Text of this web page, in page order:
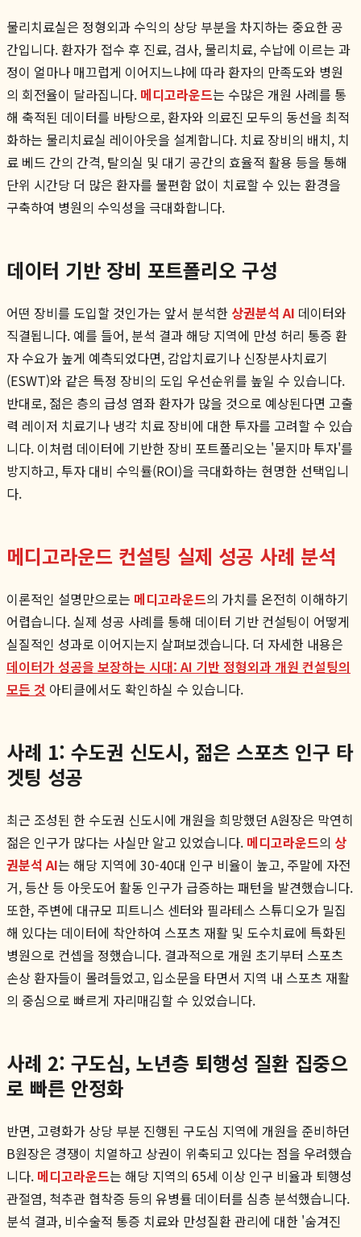
물리치료실은 정형외과 수익의 상당 부분을 차지하는 중요한 공
간입니다. 환자가 접수 후 진료, 검사, 물리치료, 수납에 이르는 과
정이 얼마나 매끄럽게 이어지느냐에 따라 환자의 만족도와 병원
의 회전율이 달라집니다. 메디고라운드는 수많은 개원 사례를 통
해 축적된 데이터를 바탕으로, 환자와 의료진 모두의 동선을 최적
화하는 물리치료실 레이아웃을 설계합니다. 치료 장비의 배치, 치
료 베드 간의 간격, 탈의실 및 대기 공간의 효율적 활용 등을 통해
단위 시간당 더 많은 환자를 불편함 없이 치료할 수 있는 환경을
구축하여 병원의 수익성을 극대화합니다.
데이터 기반 장비 포트폴리오 구성
어떤 장비를 도입할 것인가는 앞서 분석한 상권분석 AI 데이터와
직결됩니다. 예를 들어, 분석 결과 해당 지역에 만성 허리 통증 환
자 수요가 높게 예측되었다면, 감압치료기나 신장분사치료기
(ESWT)와 같은 특정 장비의 도입 우선순위를 높일 수 있습니다.
반대로, 젊은 층의 급성 염좌 환자가 많을 것으로 예상된다면 고출
력 레이저 치료기나 냉각 치료 장비에 대한 투자를 고려할 수 있습
니다. 이처럼 데이터에 기반한 장비 포트폴리오는 '묻지마 투자'를
방지하고, 투자 대비 수익률(ROI)을 극대화하는 현명한 선택입니
다.
메디고라운드 컨설팅 실제 성공 사례 분석
이론적인 설명만으로는 메디고라운드의 가치를 온전히 이해하기
어렵습니다. 실제 성공 사례를 통해 데이터 기반 컨설팅이 어떻게
실질적인 성과로 이어지는지 살펴보겠습니다. 더 자세한 내용은
데이터가 성공을 보장하는 시대: AI 기반 정형외과 개원 컨설팅의
모든 것 아티클에서도 확인하실 수 있습니다.
사례 1: 수도권 신도시, 젊은 스포츠 인구 타
겟팅 성공
최근 조성된 한 수도권 신도시에 개원을 희망했던 A원장은 막연히
젊은 인구가 많다는 사실만 알고 있었습니다. 메디고라운드의 상
권분석 AI는 해당 지역에 30-40대 인구 비율이 높고, 주말에 자전
거, 등산 등 아웃도어 활동 인구가 급증하는 패턴을 발견했습니다.
또한, 주변에 대규모 피트니스 센터와 필라테스 스튜디오가 밀집
해 있다는 데이터에 착안하여 스포츠 재활 및 도수치료에 특화된
병원으로 컨셉을 정했습니다. 결과적으로 개원 초기부터 스포츠
손상 환자들이 몰려들었고, 입소문을 타면서 지역 내 스포츠 재활
의 중심으로 빠르게 자리매김할 수 있었습니다.
사례 2: 구도심, 노년층 퇴행성 질환 집중으
로 빠른 안정화
반면, 고령화가 상당 부분 진행된 구도심 지역에 개원을 준비하던
B원장은 경쟁이 치열하고 상권이 위축되고 있다는 점을 우려했습
니다. 메디고라운드는 해당 지역의 65세 이상 인구 비율과 퇴행성
관절염, 척추관 협착증 등의 유병률 데이터를 심층 분석했습니다.
분석 결과, 비수술적 통증 치료와 만성질환 관리에 대한 '숨겨진